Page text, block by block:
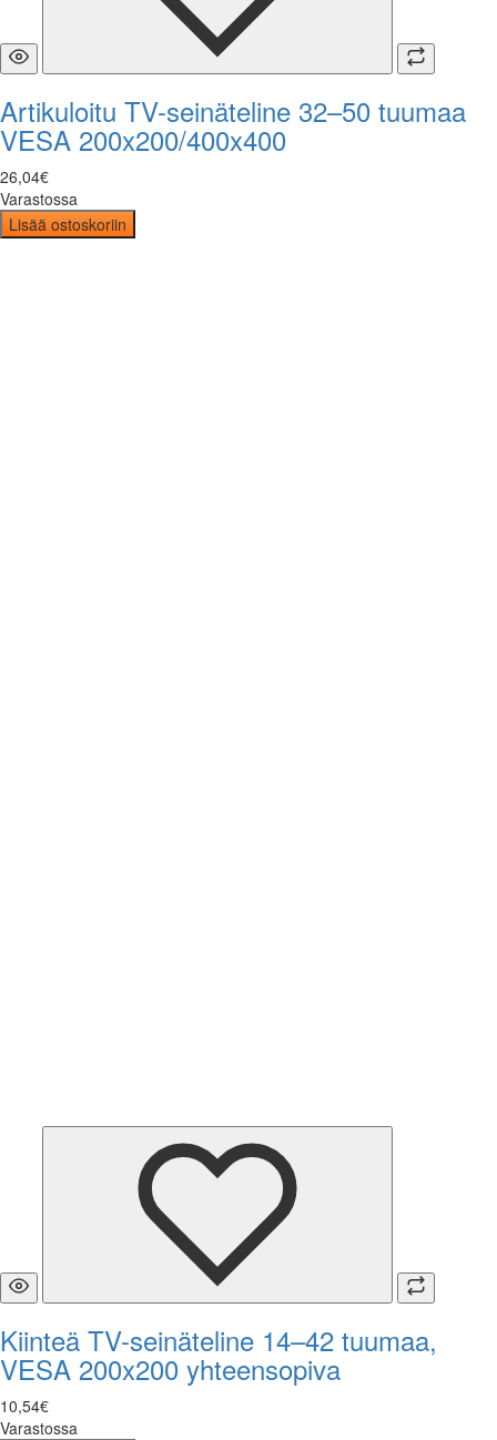
Artikuloitu TV-seinäteline 32–50 tuumaa
VESA 200x200/400x400
26,04€
Varastossa
Lisää ostoskoriin
Kiinteä TV-seinäteline 14–42 tuumaa,
VESA 200x200 yhteensopiva
10,54€
Varastossa